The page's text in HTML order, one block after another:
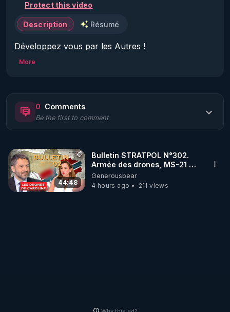
Protect this video
Description Résumé
Développez vous par les Autres !
More
0 Comments
Be the first to comment
44:48
Bulletin STRATPOL N°302.
Armée des drones, MS-21 en
série, missiles coréens.
07.08.2026.
Generousbear
4 hours ago
211 views